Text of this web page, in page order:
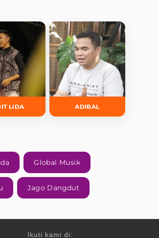
LIDA ADIBAL
Global Musik
Jago Dangdut
Ikuti kami di: